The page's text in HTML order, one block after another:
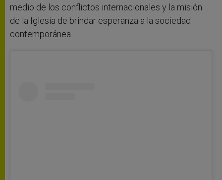
medio de los conflictos internacionales y la misión
de la Iglesia de brindar esperanza a la sociedad
contemporánea.